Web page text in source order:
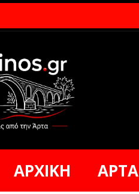
ΑΡΧΙΚΗ ΑΡΤΑ